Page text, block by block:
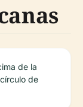
de la
de